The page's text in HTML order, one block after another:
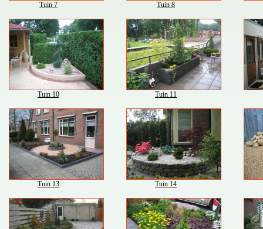
Tuin 7 Tuin 8
Tuin 10 Tuin 11
Tuin 13 Tuin 14